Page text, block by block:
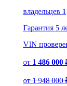
владельцев 1
Гарантия 5
VIN
от 1 486 000
от1 948 000